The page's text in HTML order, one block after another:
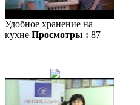
Удобное хранение на
кухне Просмотры : 87